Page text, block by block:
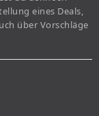
eines Deals,
über Vorschläge